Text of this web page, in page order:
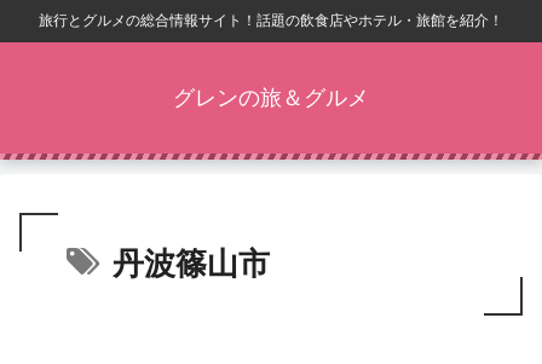
旅行とグルメの総合情報サイト！話題の飲食店やホテル・旅館を紹介！
グレンの旅＆グルメ
丹波篠山市